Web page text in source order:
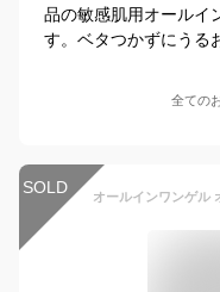
品の敏感肌用オールイ
す。ベタつかずにうる
全ての
SOLD